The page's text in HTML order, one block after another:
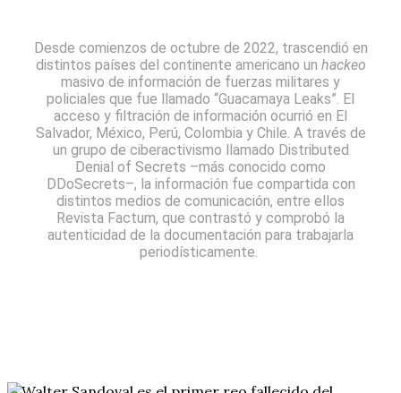
Desde comienzos de octubre de 2022, trascendió en
distintos países del continente americano un hackeo
masivo de información de fuerzas militares y
policiales que fue llamado “Guacamaya Leaks”. El
acceso y filtración de información ocurrió en El
Salvador, México, Perú, Colombia y Chile. A través de
un grupo de ciberactivismo llamado Distributed
Denial of Secrets –más conocido como
DDoSecrets–, la información fue compartida con
distintos medios de comunicación, entre ellos
Revista Factum, que contrastó y comprobó la
autenticidad de la documentación para trabajarla
periodísticamente.